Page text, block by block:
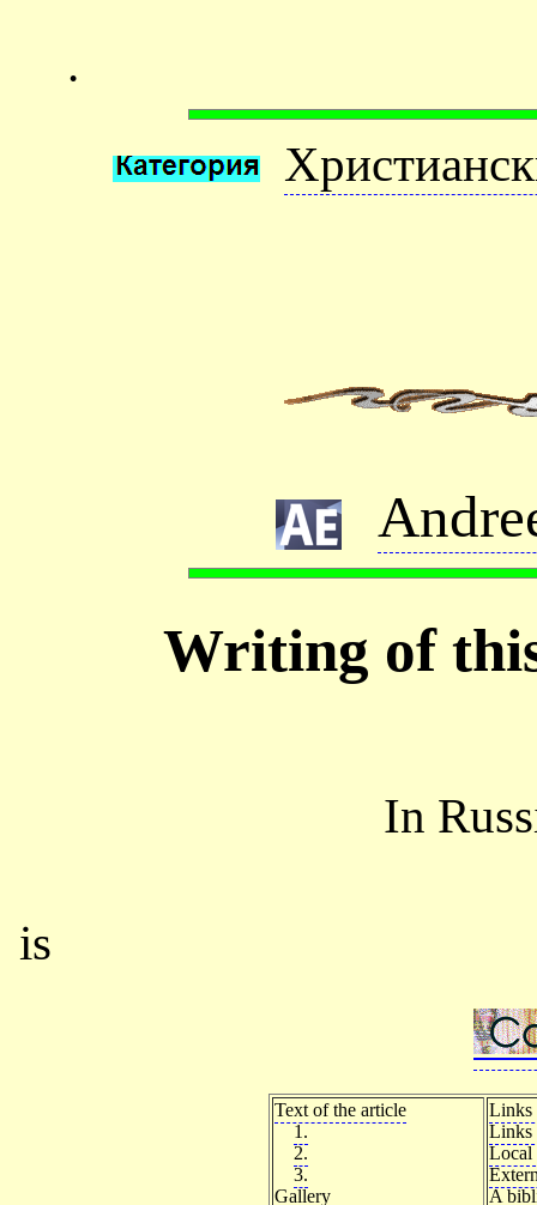
.
Writing of
In
is
Text of the article
1.
2.
3.
Gallery
Links
Links
Local
A